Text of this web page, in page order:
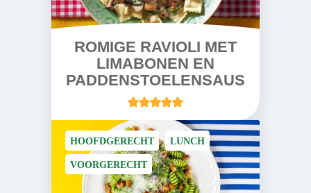
ROMIGE RAVIOLI MET
LIMABONEN EN
PADDENSTOELENSAUS
HOOFDGERECHT LUNCH
VOORGERECHT